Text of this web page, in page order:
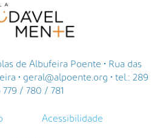
de Albufeira Poente • Rua das
• geral@alpoente.org • tel.: 289
779 / 780 / 781
Acessibilidade